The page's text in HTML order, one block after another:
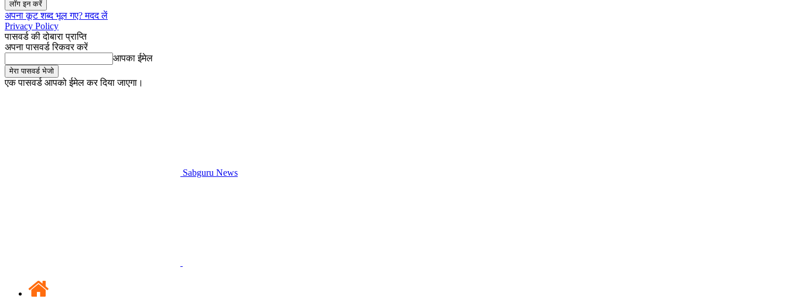
अपना कूट शब्द भूल गए? मदद लें
Privacy Policy
पासवर्ड की दोबारा प्राप्ति
अपना पासवर्ड रिकवर करें
आपका ईमेल
एक पासवर्ड आपको ईमेल कर दिया जाएगा।
Sabguru News